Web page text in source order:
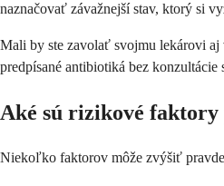
naznačovať závažnejší stav, ktorý si
Mali by ste zavolať svojmu lekárovi aj
predpísané antibiotiká bez konzultácie
Aké sú rizikové
Niekoľko faktorov môže zvýšiť